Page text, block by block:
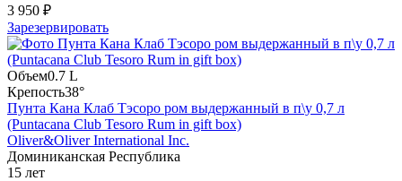
3 950 ₽
Зарезервировать
Объем0.7 L
Крепость38°
Пунта Кана Клаб Тэсоро ром выдержанный в п\у 0,7 л
(Puntacana Club Tesoro Rum in gift box)
Oliver&Oliver International Inc.
Доминиканская Республика
15 лет